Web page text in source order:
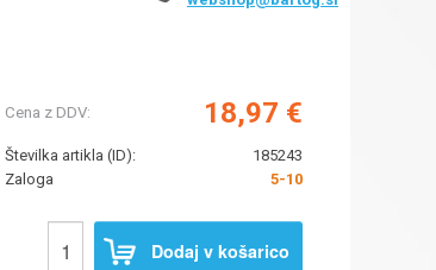
Cena z DDV: 18,97 €
Številka artikla (ID):
185243
Zaloga
5-10
Dodaj v košarico